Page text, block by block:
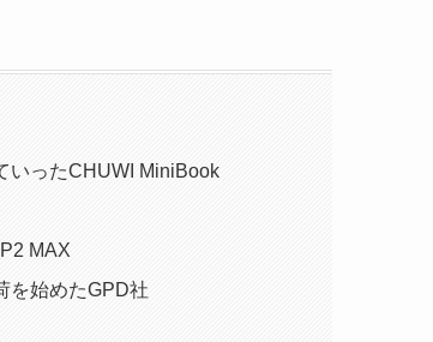
いったCHUWI MiniBook
MAX
を始めたGPD社